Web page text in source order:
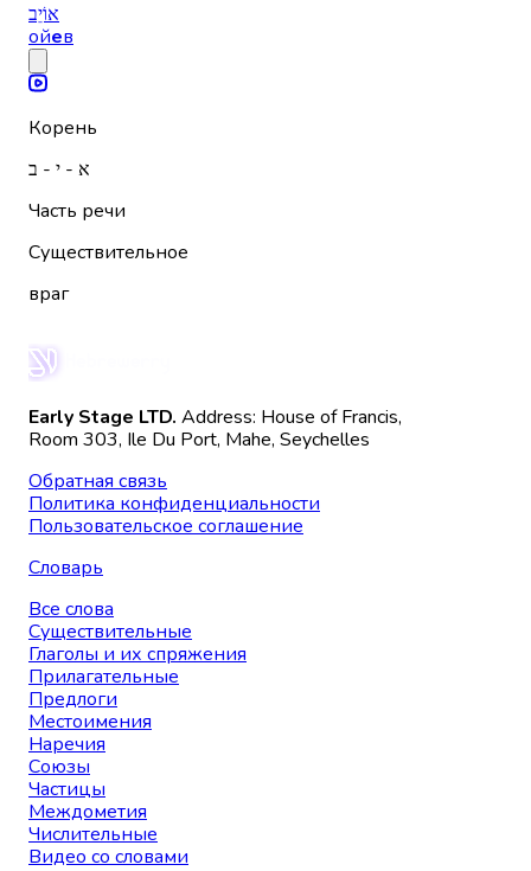
אוֹיֵב
ойев
Корень
א - י - ב
Часть речи
Существительное
враг
Early Stage LTD. Address: House of Francis,
Room 303, Ile Du Port, Mahe, Seychelles
Обратная связь
Политика конфиденциальности
Пользовательское соглашение
Словарь
Все слова
Существительные
Глаголы и их спряжения
Прилагательные
Предлоги
Местоимения
Наречия
Союзы
Частицы
Междометия
Числительные
Видео со словами